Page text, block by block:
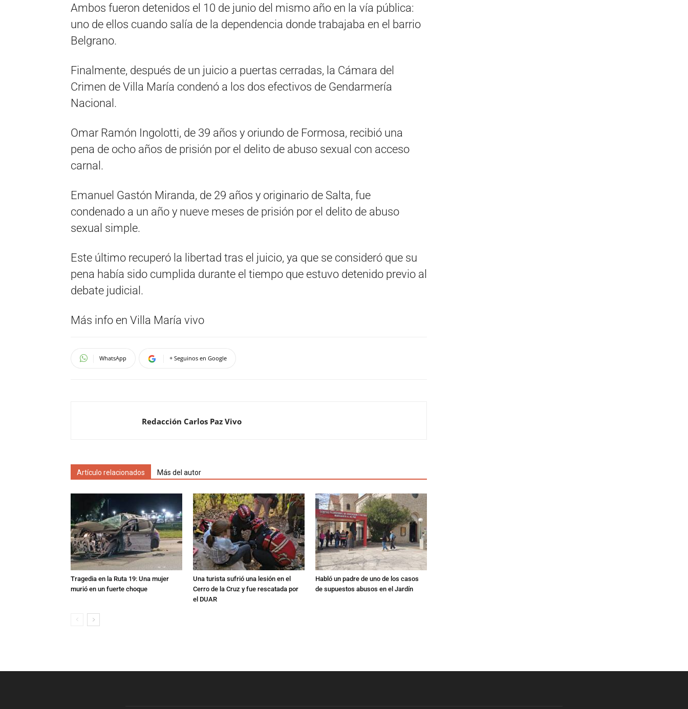
Ambos fueron detenidos el 10 de junio del mismo año en la vía pública:
uno de ellos cuando salía de la dependencia donde trabajaba en el barrio
Belgrano.
Finalmente, después de un juicio a puertas cerradas, la Cámara del
Crimen de Villa María condenó a los dos efectivos de Gendarmería
Nacional.
Omar Ramón Ingolotti, de 39 años y oriundo de Formosa, recibió una
pena de ocho años de prisión por el delito de abuso sexual con acceso
carnal.
Emanuel Gastón Miranda, de 29 años y originario de Salta, fue
condenado a un año y nueve meses de prisión por el delito de abuso
sexual simple.
Este último recuperó la libertad tras el juicio, ya que se consideró que su
pena había sido cumplida durante el tiempo que estuvo detenido previo al
debate judicial.
Más info en Villa María vivo
WhatsApp + Seguinos en Google
Redacción Carlos Paz Vivo
Artículo relacionados Más del autor
Tragedia en la Ruta 19: Una mujer
murió en un fuerte choque
Una turista sufrió una lesión en el
Cerro de la Cruz y fue rescatada por
el DUAR
Habló un padre de uno de los casos
de supuestos abusos en el Jardín